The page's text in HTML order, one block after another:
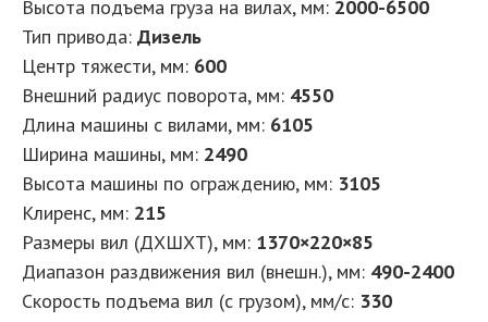
Высота подъема груза на вилах, мм: 2000-6500
Тип привода: Дизель
Центр тяжести, мм: 600
Внешний радиус поворота, мм: 4550
Длина машины с вилами, мм: 6105
Ширина машины, мм: 2490
Высота машины по ограждению, мм: 3105
Клиренс, мм: 215
Размеры вил (ДXШXТ), мм: 1370×220×85
Диапазон раздвижения вил (внешн.), мм: 490-2400
Скорость подъема вил (с грузом), мм/с: 330